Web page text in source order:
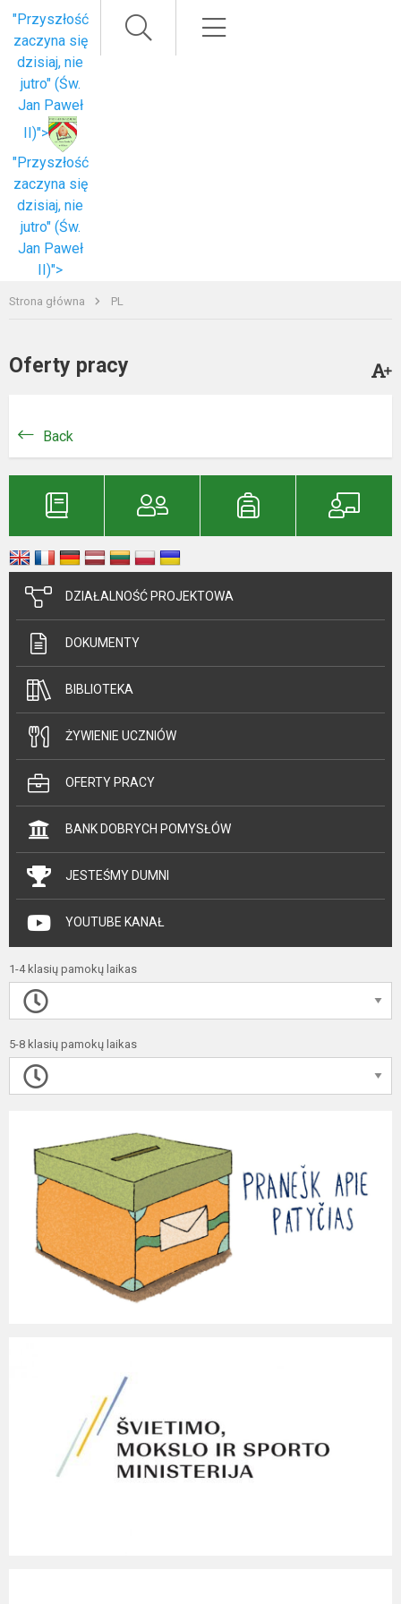
"Przyszłość
zaczyna się
dzisiaj, nie
jutro" (Św.
Jan Paweł
II)">
"Przyszłość
zaczyna się
dzisiaj, nie
jutro" (Św.
Jan Paweł
II)">
Strona główna PL
Oferty pracy
Back
DZIAŁALNOŚĆ PROJEKTOWA
DOKUMENTY
BIBLIOTEKA
ŻYWIENIE UCZNIÓW
OFERTY PRACY
BANK DOBRYCH POMYSŁÓW
JESTEŚMY DUMNI
YOUTUBE KANAŁ
1-4 klasių pamokų laikas
5-8 klasių pamokų laikas